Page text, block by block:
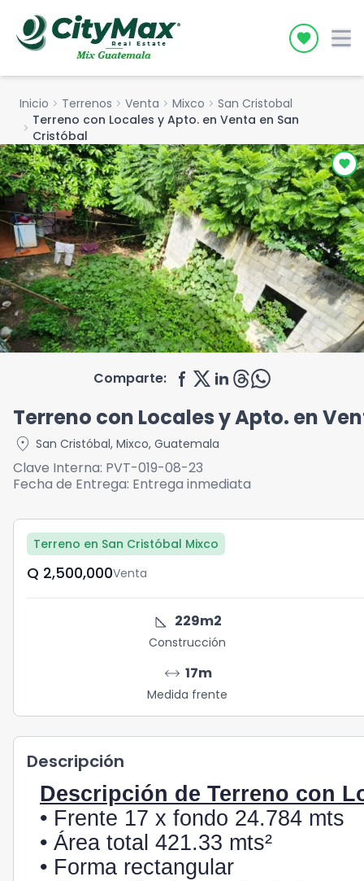
Icon
Inicio chevron_right Terrenos chevron_right Venta chevron_right Mixco chevron_right San Cristobal
chevron_right Terreno con Locales y Apto. en Venta en San
Cristóbal
Comparte:
Terreno con Locales y Apto. en
location_on San Cristóbal, Mixco, Guatemala
Clave Interna: PVT-019-08-23
Fecha de Entrega: Entrega inmediata
Terreno en San Cristóbal Mixco
Q	2,500,000Venta
square_foot 229m2
Construcción
arrow_range 17m
Medida frente
Descripción
Descripción de Terreno con
• Frente 17 x fondo 24.784 mts
• Área total 421.33 mts²
• Forma rectangular